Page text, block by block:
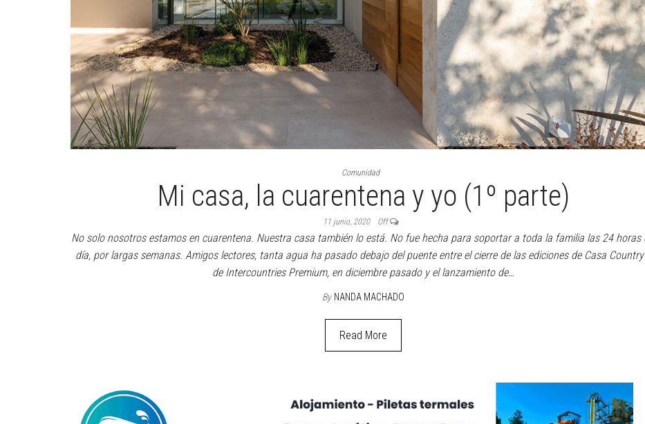
Comunidad
Mi casa, la cuarentena y yo (1º parte)
11 junio, 2020 Off
No solo nosotros estamos en cuarentena. Nuestra casa también lo está. No fue hecha para soportar a toda la familia las 24 horas
día, por largas semanas. Amigos lectores, tanta agua ha pasado debajo del puente entre el cierre de las ediciones de Casa
de Intercountries Premium, en diciembre pasado y el lanzamiento de…
By NANDA MACHADO
Read More